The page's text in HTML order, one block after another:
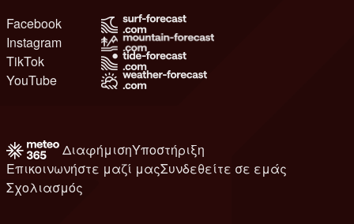
Facebook
Instagram
TikTok
YouTube
ΔιαφήμισηΥποστήριξη
Επικοινωνήστε μαζί μαςΣυνδεθείτε σε εμάς
Σχολιασμός